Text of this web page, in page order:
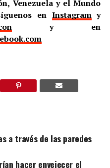
Venezuela y el Mundo
en Instagramy
y en
a través de las paredes
hacer envejecer el